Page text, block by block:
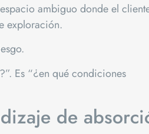
ambiguo donde el
exploración.
Es “¿en qué condiciones
de